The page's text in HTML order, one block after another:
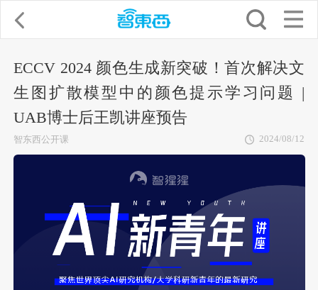
ECCV 2024 颜色生成新突破！首次解决文
生图扩散模型中的颜色提示学习问题 |
UAB博士后王凯讲座预告
智东西公开课 2024/08/12